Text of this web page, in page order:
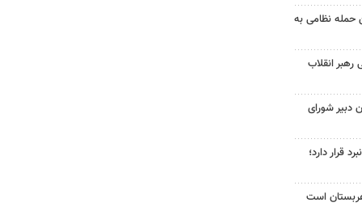
حمله نظامی به
انقلاب
دبیر شورای
قرار دارد؛
عربستان است